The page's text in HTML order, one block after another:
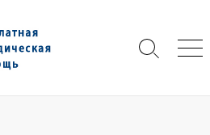
Search